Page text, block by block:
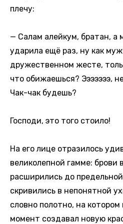
плечу:
— Салам алейкум, братан, а
ударила ещё раз, ну как
дружественном жесте,
что обижаешься? Эээээээ,
Чак-чак будешь?
Господи, это того стоило!
На его лице отразилось
великолепной гамме: брови
расширились до
скривились в непонятной
словно полотно, на
момент создавал новую